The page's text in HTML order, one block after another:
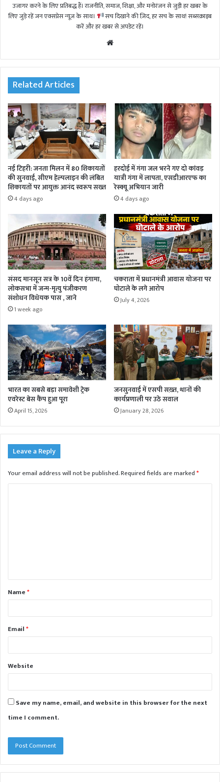
उजागर करने के लिए प्रतिबद्ध हैं। राजनीति, समाज, शिक्षा, और मनोरंजन से जुड़ी हर खबर के
लिए जुड़े रहें जन एक्सप्रेस न्यूज़ के साथ।
सच दिखाने की ज़िद, हर सच के साथ! सब्सक्राइब
करें और हर खबर से अपडेट रहें।
te
Related Articles
नई टिहरी: जनता मिलन में 80 शिकायतों
की सुनवाई, सीएम हेल्पलाइन की लंबित
शिकायतों पर आयुक्त आनंद स्वरूप सख्त
4 days ago
हरदोई में गंगा जल भरने गए दो कांवड़
यात्री गंगा में लापता, एसडीआरएफ का
रेस्क्यू अभियान जारी
4 days ago
संसद मानसून सत्र के 10वें दिन हंगामा,
लोकसभा में जन्म-मृत्यु पंजीकरण
संशोधन विधेयक पास , जाने
1 week ago
चकराता में प्रधानमंत्री आवास योजना पर
घोटाले के लगे आरोप
July 4, 2026
भारत का सबसे बड़ा समावेशी ट्रेक
एवरेस्ट बेस कैंप हुआ पूरा
April 15, 2026
जनसुनवाई में एसपी सख़्त, थानों की
कार्यप्रणाली पर उठे सवाल
January 28, 2026
Leave a Reply
Your email address will not be published.Required fields are marked*
t
*Name*
Email*
Website
Save my name, email, and website in this browser for the next
time I comment.